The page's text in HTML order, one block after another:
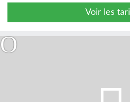
Voir les